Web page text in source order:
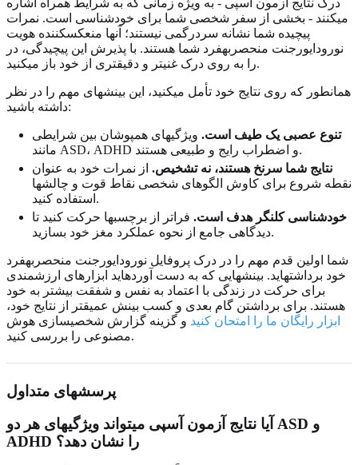
درک نتایج آزمون آسپی - به ویژه زمانی که به شرایط همراه اشاره
میکنند - بخشی از سفر شخصی شما برای خودشناسی است. نمرات
پیچیده شما نشانه سردرگمی نیستند؛ آنها منعکسکننده هویت
نورودایورجنت منحصربهفرد شما هستند. با پذیرش این پیچیدگی، در
را به روی درک غنیتر و دقیقتری از خود باز میکنید.
همانطور که روی نتایج خود تأمل میکنید، این بینشهای مهم را در نظر
داشته باشید:
تنوع عصبی یک طیف است. ویژگیهای همپوشان بین شرایطی
مانند ASD، ADHD و اضطراب رایج و طبیعی هستند.
نتایج شما سرنخ هستند، نه تشخیص. از نمرات خود به عنوان
نقطه شروع برای کاوش الگوهای شخصی نقاط قوت و چالشها
استفاده کنید.
خودشناسی کلنگر هدف است. فراتر از برچسبها حرکت کنید تا
دیدگاهی جامع از نحوه عملکرد مغز خود بسازید.
شما اولین قدم مهم را در درک پروفایل نورودایورجنت منحصربهفرد
خود برداشتهاید. بینشهایی که به دست آوردهاید ابزارهای ارزشمندی
برای حرکت در زندگی با اعتماد به نفس و شفقت بیشتر به خود
هستند. برای برداشتن گام بعدی و کسب بینش عمیقتر از نتایج خود،
ابزار رایگان ما را امتحان کنید و گزینه گزارش شخصیسازی هوش
مصنوعی را بررسی کنید.
پرسشهای متداول
آیا نتایج آزمون آسپی میتواند ویژگیهای هر دو ASD و
ADHD را نشان دهد؟